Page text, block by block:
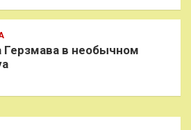
Герзмава в необычном